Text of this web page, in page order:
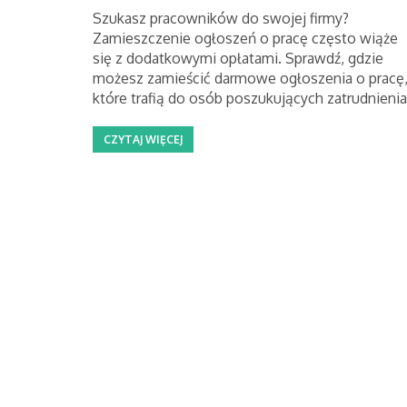
Szukasz pracowników do swojej firmy?
Zamieszczenie ogłoszeń o pracę często wiąże
się z dodatkowymi opłatami. Sprawdź, gdzie
możesz zamieścić darmowe ogłoszenia o pracę,
które trafią do osób poszukujących
CZYTAJ WIĘCEJ